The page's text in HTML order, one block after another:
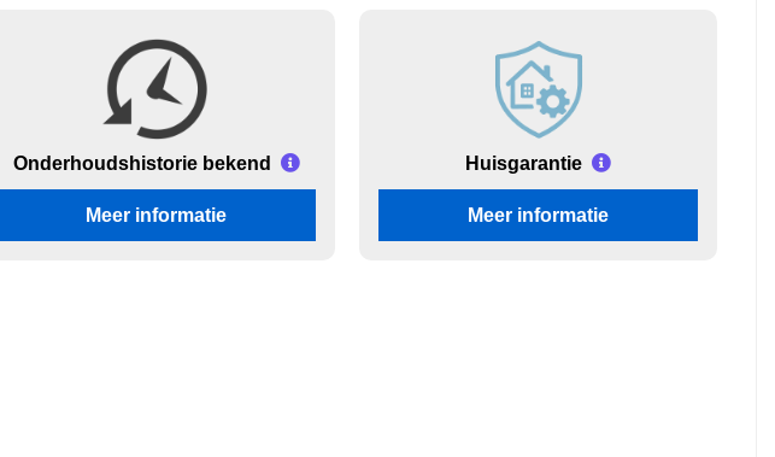
Onderhoudshistorie bekend
Meer informatie
Huisgarantie
Meer informatie